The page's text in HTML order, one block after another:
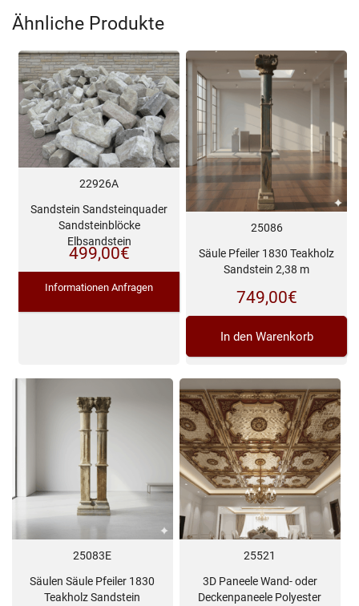
Ähnliche Produkte
22926A
Sandstein Sandsteinquader
Sandsteinblöcke
Elbsandstein
499,00€
Informationen Anfragen
25086
Säule Pfeiler 1830 Teakholz
Sandstein 2,38 m
749,00€
In den Warenkorb
25083E
Säulen Säule Pfeiler 1830
Teakholz Sandstein
25521
3D Paneele Wand- oder
Deckenpaneele Polyester